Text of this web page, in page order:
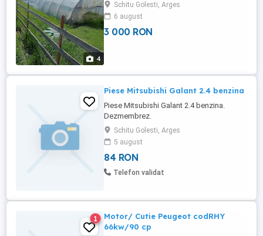
4
Schitu Golesti, Arges
6 august
3 000 RON
Piese Mitsubishi Galant 2.4 benzina
Piese Mitsubishi Galant 2.4 benzina.
Dezmembrez.
Usi/interior/caroserie/electrica/etc..
Schitu Golesti, Arges
5 august
84 RON
Telefon validat
1
Motor/ Cutie Peugeot codRHY
66kw/90 cp